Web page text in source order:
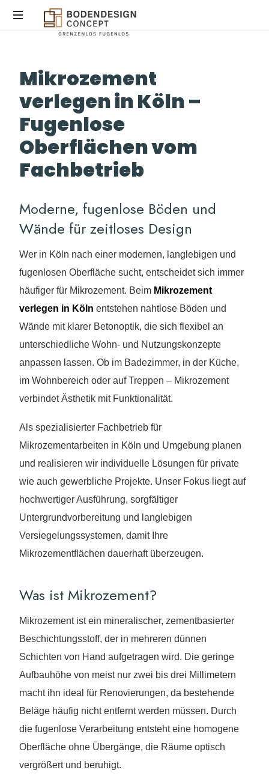
MIKROZEMENT
EPOXIDHARZ
IN
KÖLN
Mikrozement
verlegen in Köln –
Fugenlose
Oberflächen vom
Fachbetrieb
Moderne, fugenlose Böden und
Wände für zeitloses Design
Wer in Köln nach einer modernen, langlebigen und
fugenlosen Oberfläche sucht, entscheidet sich immer
häufiger für Mikrozement. Beim Mikrozement
verlegen in Köln entstehen nahtlose Böden und
Wände mit klarer Betonoptik, die sich flexibel an
unterschiedliche Wohn- und Nutzungskonzepte
anpassen lassen. Ob im Badezimmer, in der Küche,
im Wohnbereich oder auf Treppen – Mikrozement
verbindet Ästhetik mit Funktionalität.
Als spezialisierter Fachbetrieb für
Mikrozementarbeiten in Köln und Umgebung planen
und realisieren wir individuelle Lösungen für private
wie auch gewerbliche Projekte. Unser Fokus liegt auf
hochwertiger Ausführung, sorgfältiger
Untergrundvorbereitung und langlebigen
Versiegelungssystemen, damit Ihre
Mikrozementflächen dauerhaft überzeugen.
Was ist Mikrozement?
Mikrozement ist ein mineralischer, zementbasierter
Beschichtungsstoff, der in mehreren dünnen
Schichten von Hand aufgetragen wird. Die geringe
Aufbauhöhe von meist nur zwei bis drei Millimetern
macht ihn ideal für Renovierungen, da bestehende
Beläge häufig nicht entfernt werden müssen. Durch
die fugenlose Verarbeitung entsteht eine homogene
Oberfläche ohne Übergänge, die Räume optisch
vergrößert und beruhigt.